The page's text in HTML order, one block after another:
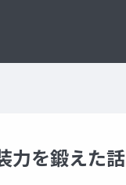
力を鍛えた話